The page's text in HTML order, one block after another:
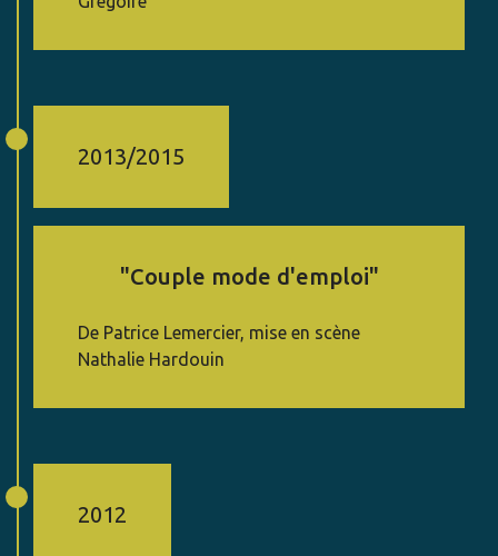
2013/2015
"Couple mode d'emploi"
De Patrice Lemercier, mise en scène
Nathalie Hardouin
2012